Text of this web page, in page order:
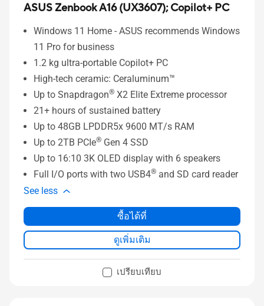
ASUS Zenbook A16 (UX3607);Copilot+ PC
Windows 11 Home - ASUS recommends Windows
11 Pro for business
1.2 kg ultra-portable Copilot+ PC
High-tech ceramic: Ceraluminum™
Up to Snapdragon® X2 Elite Extreme processor
21+ hours of sustained battery
Up to 48GB LPDDR5x 9600 MT/s RAM
Up to 2TB PCIe® Gen 4 SSD
Up to 16:10 3K OLED display with 6 speakers
Full I/O ports with two USB4® and SD card reader
See less
ซื้อได้ที่
ดูเพิ่มเติม
เปรียบเทียบ